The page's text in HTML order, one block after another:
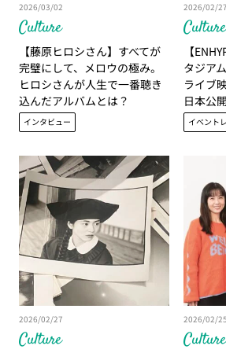
Culture
2026/03/02
【藤原ヒロシさん】すべてが
完璧にして、メロウの極み。
ヒロシさんが人生で一番聴き
込んだアルバムとは？
インタビュー
Culture
2026/02/27
【
タジア
ライブ
日本公
イベント
Culture
2026/02/27
Culture
2026/02/25